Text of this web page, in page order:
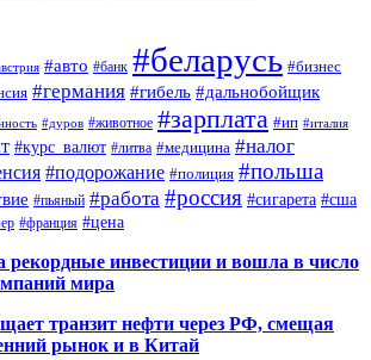
#авто #банк #беларусь #бизнес
#германия #гибель #дальнобойщик
#дуров #животное #зарплата #ип #италия
#курс_валют #литва #медицина #налог
#подорожание #полиция #польша
#пьяный #работа #россия #сигарета #сша
#франция #цена
рекордные инвестиции и вошла в число
мира
транзит нефти через РФ, смещая
рынок и в Китай